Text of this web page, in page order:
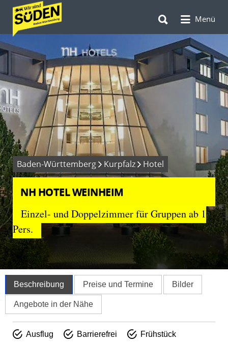
Suchen
nach:
Menü
Suchen
nach:
Baden-Württemberg Kurpfalz Hotel
NH HOTEL WEINHEIM
Einzel- und Doppelzimmer für Gruppen ab 1
Pers.
Beschreibung Preise und Termine Bilder
Angebote in der Nähe
Ausflug Barrierefrei Frühstück